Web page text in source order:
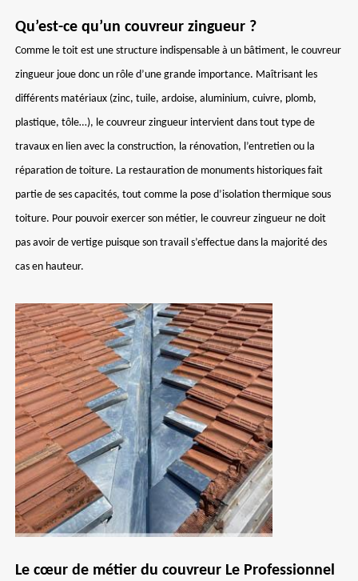
Qu’est-ce qu’un couvreur zingueur ?
Comme le toit est une structure indispensable à un bâtiment, le couvreur
zingueur joue donc un rôle d’une grande importance. Maîtrisant les
différents matériaux (zinc, tuile, ardoise, aluminium, cuivre, plomb,
plastique, tôle…), le couvreur zingueur intervient dans tout type de
travaux en lien avec la construction, la rénovation, l’entretien ou la
réparation de toiture. La restauration de monuments historiques fait
partie de ses capacités, tout comme la pose d’isolation thermique sous
toiture. Pour pouvoir exercer son métier, le couvreur zingueur ne doit
pas avoir de vertige puisque son travail s’effectue dans la majorité des
cas en hauteur.
Le cœur de métier du couvreur Le Professionnel